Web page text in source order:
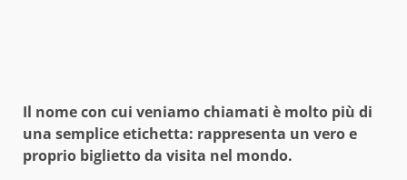
Il nome con cui veniamo chiamati è molto più di
una semplice etichetta: rappresenta un vero e
proprio biglietto da visita nel mondo.